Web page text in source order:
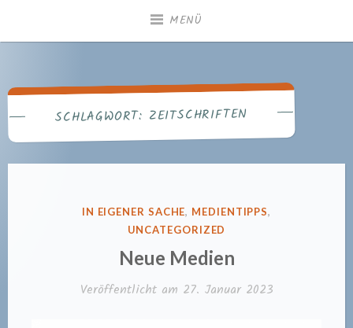
MENÜ
Gemeindebücherei
Heiningen
SCHLAGWORT: ZEITSCHRIFTEN
VERÖFFENTLICHT
IN EIGENER SACHE, MEDIENTIPPS,
UNCATEGORIZED
Neue Medien
Veröffentlicht am 27. Januar 2023